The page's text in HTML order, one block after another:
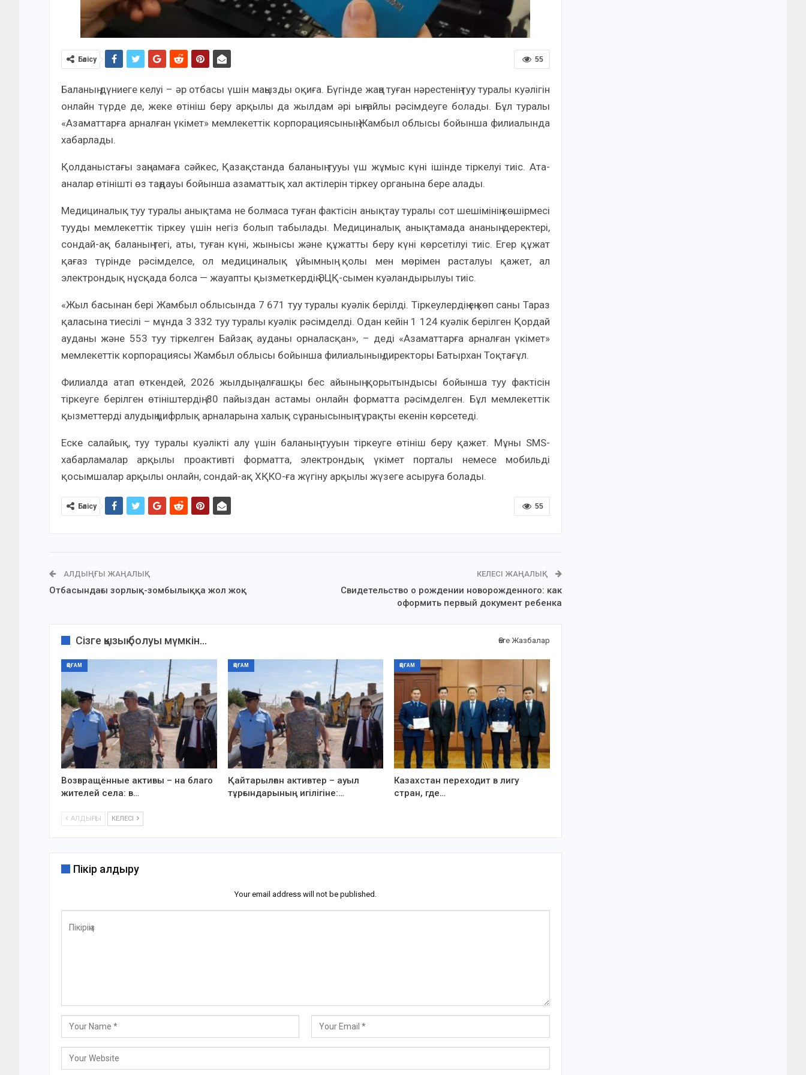
55
Бөлісу
Баланың дүниеге келуі – әр отбасы үшін маңызды оқиға. Бүгінде жаңа туған нәрестенің туу туралы куәлігін
онлайн түрде де, жеке өтініш беру арқылы да жылдам әрі ыңғайлы рәсімдеуге болады. Бұл туралы
«Азаматтарға арналған үкімет» мемлекеттік корпорациясының Жамбыл облысы бойынша филиалында
хабарлады.
Қолданыстағы заңнамаға сәйкес, Қазақстанда баланың тууы үш жұмыс күні ішінде тіркелуі тиіс. Ата-
аналар өтінішті өз таңдауы бойынша азаматтық хал актілерін тіркеу органына бере алады.
Медициналық туу туралы анықтама не болмаса туған фактісін анықтау туралы сот шешімінің көшірмесі
тууды мемлекеттік тіркеу үшін негіз болып табылады. Медициналық анықтамада ананың деректері,
сондай-ақ баланың тегі, аты, туған күні, жынысы және құжатты беру күні көрсетілуі тиіс. Егер құжат
қағаз түрінде рәсімделсе, ол медициналық ұйымның қолы мен мөрімен расталуы қажет, ал
электрондық нұсқада болса — жауапты қызметкердің ЭЦҚ-сымен куәландырылуы тиіс.
«Жыл басынан бері Жамбыл облысында 7 671 туу туралы куәлік берілді. Тіркеулердің ең көп саны Тараз
қаласына тиесілі – мұнда 3 332 туу туралы куәлік рәсімделді. Одан кейін 1 124 куәлік берілген Қордай
ауданы және 553 туу тіркелген Байзақ ауданы орналасқан», – деді «Азаматтарға арналған үкімет»
мемлекеттік корпорациясы Жамбыл облысы бойынша филиалының директоры Батырхан Тоқтағұл.
Филиалда атап өткендей, 2026 жылдың алғашқы бес айының қорытындысы бойынша туу фактісін
тіркеуге берілген өтініштердің 80 пайыздан астамы онлайн форматта рәсімделген. Бұл мемлекеттік
қызметтерді алудың цифрлық арналарына халық сұранысының тұрақты екенін көрсетеді.
Еске салайық, туу туралы куәлікті алу үшін баланың тууын тіркеуге өтініш беру қажет. Мұны SMS-
хабарламалар арқылы проактивті форматта, электрондық үкімет порталы немесе мобильді
қосымшалар арқылы онлайн, сондай-ақ ХҚКО-ға жүгіну арқылы жүзеге асыруға болады.
55
Бөлісу
АЛДЫҢҒЫ ЖАҢАЛЫҚ
Отбасындағы зорлық-зомбылыққа жол жоқ
КЕЛЕСІ ЖАҢАЛЫҚ
Свидетельство о рождении новорожденного: как
оформить первый документ ребенка
Сізге қызық болуы мүмкін... Өзге Жазбалар
ҚОҒАМ
Возвращённые активы – на благо
жителей села: в…
ҚОҒАМ
Қайтарылған активтер – ауыл
тұрғындарының игілігіне:…
ҚОҒАМ
Казахстан переходит в лигу
стран, где…
АЛДЫҢҒЫ КЕЛЕСІ
Пікір қалдыру
Your email address will not be published.